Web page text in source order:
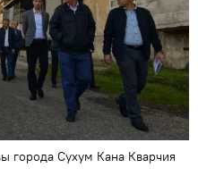
города Сухум Кана Кварчия